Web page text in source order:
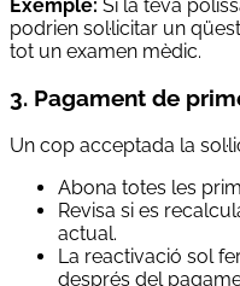
Exemple: Si la teva
podrien sol·licitar un
tot un examen mèdic.
3. Pagament de
Un cop acceptada la
Abona totes les
Revisa si es
actual.
La reactivació sol
després del